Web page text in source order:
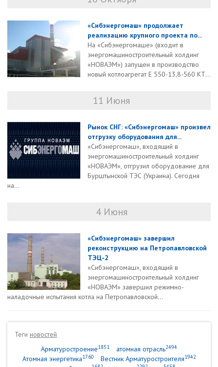
«Сибэнергомаш» продолжает
реализацию крупного проекта по...
На «Сибэнергомаше» (входит в
энергомашиностроительный холдинг
«НОВАЭМ») запущен в производство
новый котлоагрегат Е 550-13,8-560 КТ...
11 Июня
Рынок СНГ: «Сибэнергомаш» произвел
отгрузку оборудования для...
«Сибэнергомаш», входящий в
энергомашиностроительный холдинг
«НОВАЭМ», отгрузил оборудование для
Бурштынской ТЭС (Украина). Сегодня
на...
4 Июня
«Сибэнергомаш» завершил
реконструкцию на Петропавловской
ТЭЦ-2
«Сибэнергомаш», входящий в
энергомашиностроительный холдинг
«НОВАЭМ» завершил режимно-
наладочные испытания котла на Петропавловской...
Теги новостей
Арматуростроение1851 атомная отрасль2494
Атомная энергетика1760 Вестник Арматуростроителя1942